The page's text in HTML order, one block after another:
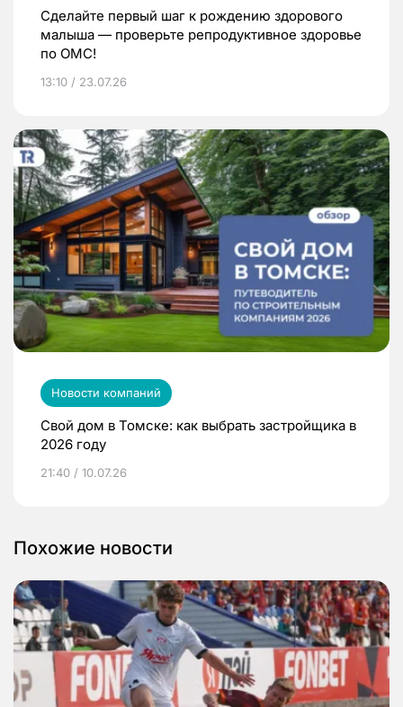
Сделайте первый шаг к рождению здорового
малыша — проверьте репродуктивное здоровье
по ОМС!
13:10 / 23.07.26
Новости компаний
Свой дом в Томске: как выбрать застройщика в
2026 году
21:40 / 10.07.26
Похожие новости